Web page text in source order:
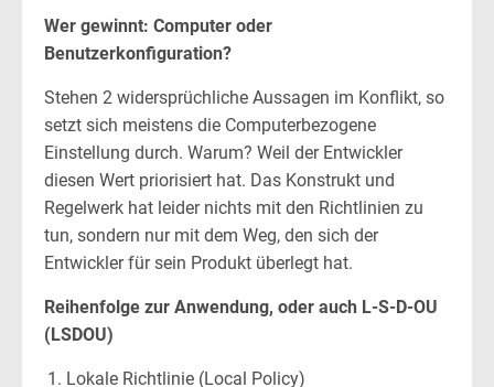
Wer gewinnt: Computer oder
Benutzerkonfiguration?
Stehen 2 widersprüchliche Aussagen im Konflikt, so
setzt sich meistens die Computerbezogene
Einstellung durch. Warum? Weil der Entwickler
diesen Wert priorisiert hat. Das Konstrukt und
Regelwerk hat leider nichts mit den Richtlinien zu
tun, sondern nur mit dem Weg, den sich der
Entwickler für sein Produkt überlegt hat.
Reihenfolge zur Anwendung, oder auch L-S-D-OU
(LSDOU)
Lokale Richtlinie (Local Policy)